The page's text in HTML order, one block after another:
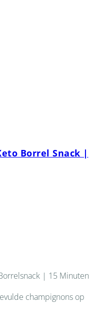
Borrel Snack |
| 15 Minuten